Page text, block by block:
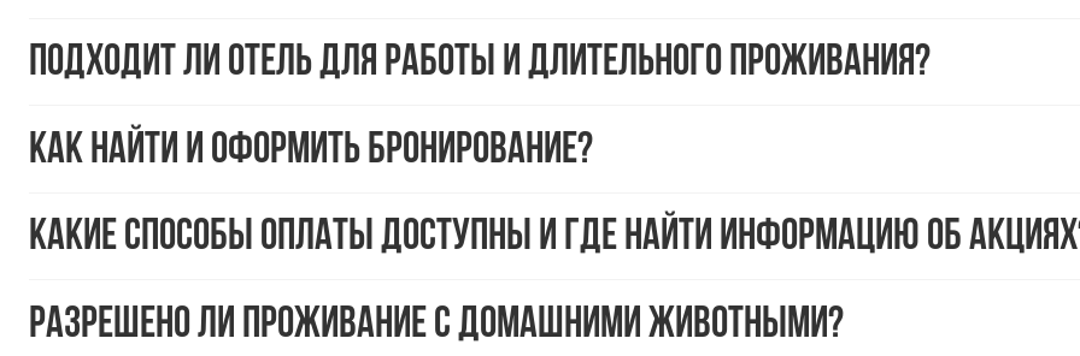
Подходит ли отель для работы и длительного проживания?
Как найти и оформить бронирование?
Какие способы оплаты доступны и где найти информацию об
Разрешено ли проживание с домашними животными?